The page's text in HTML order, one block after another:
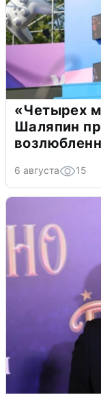
«Четырех
Шаляпин
6 августа 15